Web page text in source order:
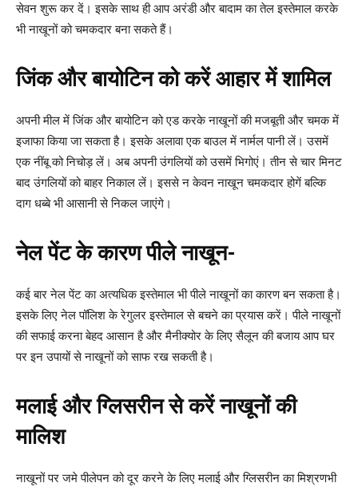
सेवन शुरू कर दें। इसके साथ ही आप अरंडी और बादाम का तेल इस्तेमाल करके
भी नाखूनों को चमकदार बना सकते हैं।
जिंक और बायोटिन को करें आहार में शामिल
अपनी मील में जिंक और बायोटिन को एड करके नाखूनों की मजबूती और चमक में
इजाफा किया जा सकता है। इसके अलावा एक बाउल में नार्मल पानी लें। उसमें
एक नींबू को निचोड़ लें। अब अपनी उंगलियों को उसमें भिगोएं। तीन से चार मिनट
बाद उंगलियों को बाहर निकाल लें। इससे न केवन नाखून चमकदार होगें बल्कि
दाग धब्बे भी आसानी से निकल जाएंगे।
नेल पेंट के कारण पीले नाखून-
कई बार नेल पेंट का अत्यधिक इस्तेमाल भी पीले नाखूनों का कारण बन सकता है।
इसके लिए नेल पॉलिश के रेगुलर इस्तेमाल से बचने का प्रयास करें। पीले नाखूनों
की सफाई करना बेहद आसान है और मैनीक्योर के लिए सैलून की बजाय आप घर
पर इन उपायों से नाखूनों को साफ रख सकती है।
मलाई और ग्लिसरीन से करें नाखूनों की
मालिश
नाखूनों पर जमे पीलेपन को दूर करने के लिए मलाई और ग्लिसरीन का मिश्रणभी